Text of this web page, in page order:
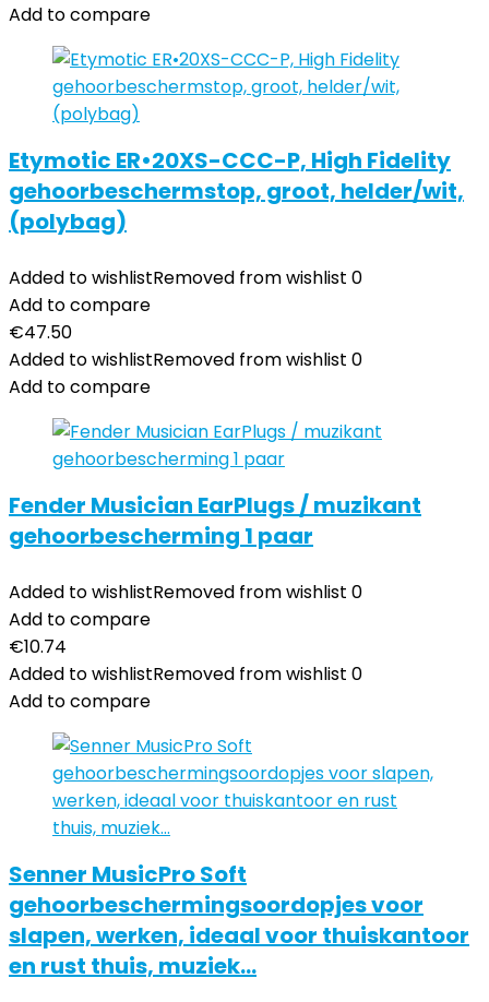
Add to compare
Etymotic ER•20XS-CCC-P, High Fidelity
gehoorbeschermstop, groot, helder/wit,
(polybag)
Added to wishlistRemoved from wishlist 0
Add to compare
€47.50
Added to wishlistRemoved from wishlist 0
Add to compare
Fender Musician EarPlugs / muzikant
gehoorbescherming 1 paar
Added to wishlistRemoved from wishlist 0
Add to compare
€10.74
Added to wishlistRemoved from wishlist 0
Add to compare
Senner MusicPro Soft
gehoorbeschermingsoordopjes voor
slapen, werken, ideaal voor thuiskantoor
en rust thuis, muziek…